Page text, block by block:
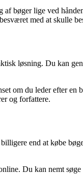
bøger lige ved
med at skulle
løsning. Du kan
om du leder efter
og forfattere.
end at købe
Du kan nemt